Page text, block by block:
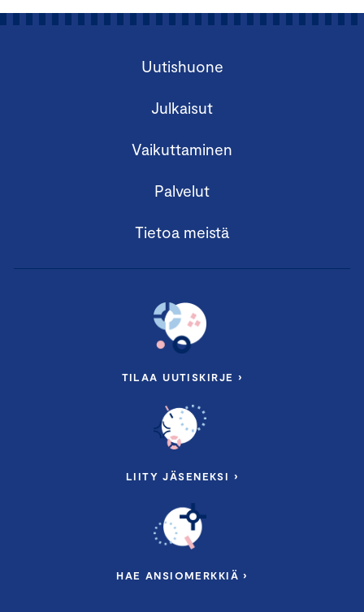
Uutishuone
Julkaisut
Vaikuttaminen
Palvelut
Tietoa meistä
TILAA UUTISKIRJE ›
LIITY JÄSENEKSI ›
HAE ANSIOMERKKIÄ ›